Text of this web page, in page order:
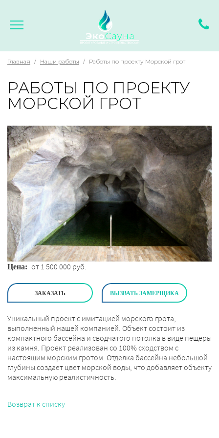
Главная / Наши работы / Работы по проекту Морской грот
РАБОТЫ ПО ПРОЕКТУ
МОРСКОЙ ГРОТ
Цена: от 1 500 000 руб.
ЗАКАЗАТЬ ВЫЗВАТЬ ЗАМЕРЩИКА
Уникальный проект с имитацией морского грота,
выполненный нашей компанией. Объект состоит из
компактного бассейна и сводчатого потолка в виде пещеры
из камня. Проект реализован со 100% сходством с
настоящим морским гротом. Отделка бассейна небольшой
глубины создает цвет морской воды, что добавляет объекту
максимальную реалистичность.
Возврат к списку